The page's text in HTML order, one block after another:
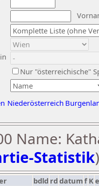
Nur "österreichische"
Niederösterreich
Name:
Statistik)
bdld rd datumf K